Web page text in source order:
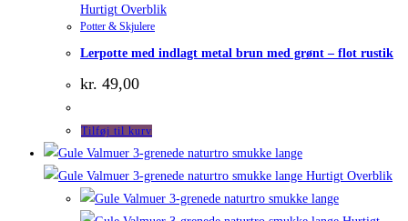
Hurtigt Overblik
Potter & Skjulere
Lerpotte med indlagt metal brun med grønt – flot rustik
kr. 49,00
Tilføj til kurv
Hurtigt Overblik